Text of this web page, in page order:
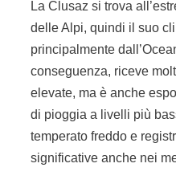
La Clusaz si trova
delle Alpi, quindi il suo
principalmente
conseguenza, riceve
elevate, ma è anche
di pioggia a livelli più
temperato freddo e
significative anche nei